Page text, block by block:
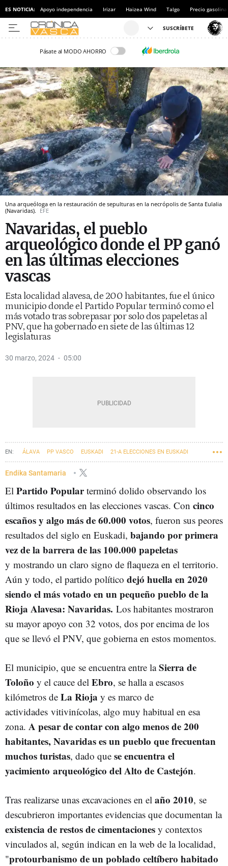
ES NOTICIA: Apoyo independencia Irizar Haizea Wind Talgo Precio gasolina
Pásate al MODO AHORRO
Una arqueóloga en la restauración de sepulturas en la necrópolis de Santa Eulalia
(Navaridas). EFE
Navaridas, el pueblo
arqueológico donde el PP ganó
en las últimas elecciones
vascas
Esta localidad alavesa, de 200 habitantes, fue el único
municipio donde el Partido Popular terminó como el
más votado tras sobrepasar por solo dos papeletas al
PNV, que ha gobernado en siete de las últimas 12
legislaturas
30 marzo, 2024 05:00
ÁLAVA PP VASCO EUSKADI 21-A ELECCIONES EN EUSKADI
Endika Santamaria
El Partido Popularterminó dolido observando los
últimos resultados en las elecciones vascas. Con cinco
escaños y algo más de 60.000 votos, fueron sus peores
resultados del siglo en Euskadi, bajando por primera
vez de la barrera de las 100.000 papeletas
y mostrando un claro signo de flaqueza en el territorio.
Aún y todo, el partido político dejó huella en 2020
siendo el más votado en un pequeño pueblo de la
Rioja Alavesa: Navaridas. Los habitantes mostraron
su mayor apoyo con 32 votos, dos por encima de los
que se llevó el PNV, que gobierna en estos momentos.
El municipio, que se encuentra entre laSierra de
Toloño y el cauce del Ebro, se halla a escasos
kilómetros de La Rioja y es marco de
actividades vitivinícolas, algo muy habitual en esa
zona. A pesar de contar con algo menos de 200
habitantes, Navaridas es un pueblo que frecuentan
muchos turistas, dado que se encuentra el
yacimiento arqueológico del Alto de Castejón.
Tras realizarse unas excavaciones en el año 2010, se
descubrieron importantes evidencias que documentan la
existencia de restos de cimentaciones y contextos
vinculados al, según indican en la web de la localidad,
"protourbanismo de un poblado celtíbero habitado